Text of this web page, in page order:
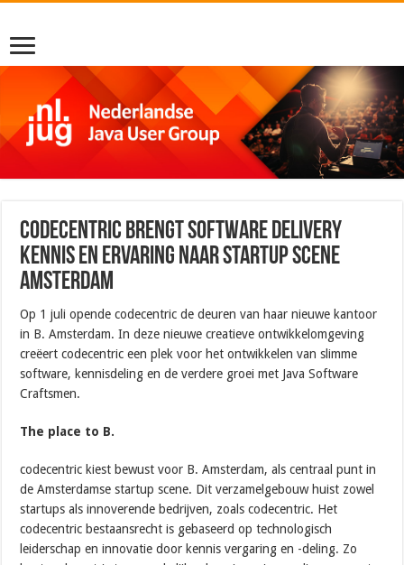
codecentric brengt Software Delivery
kennis en ervaring naar startup scene
Amsterdam
Op 1 juli opende codecentric de deuren van haar nieuwe kantoor
in B. Amsterdam. In deze nieuwe creatieve ontwikkelomgeving
creëert codecentric een plek voor het ontwikkelen van slimme
software, kennisdeling en de verdere groei met Java Software
Craftsmen.
The place to B.
codecentric kiest bewust voor B. Amsterdam, als centraal punt in
de Amsterdamse startup scene. Dit verzamelgebouw huist zowel
startups als innoverende bedrijven, zoals codecentric. Het
codecentric bestaansrecht is gebaseerd op technologisch
leiderschap en innovatie door kennis vergaring en -deling. Zo